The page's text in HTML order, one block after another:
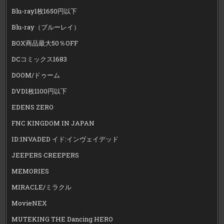
Blu-ray1枚1650円以下
Blu-ray（ブルーレイ）
BOX商品最大50％OFF
DCコミックス1683
DOOM/ドゥーム
DVD1枚1100円以下
EDENS ZERO
FNC KINGDOM IN JAPAN
ID:INVADED イド:インヴェイデッド
JEEPERS CREEPERS
MEMORIES
MIRACLE/ミラクル
MovieNEX
MUTEKING THE Dancing HERO